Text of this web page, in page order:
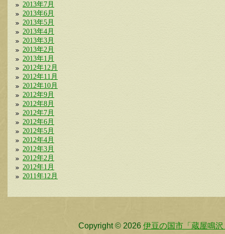
2013年7月
2013年6月
2013年5月
2013年4月
2013年3月
2013年2月
2013年1月
2012年12月
2012年11月
2012年10月
2012年9月
2012年8月
2012年7月
2012年6月
2012年5月
2012年4月
2012年3月
2012年2月
2012年1月
2011年12月
Copyright © 2026 伊豆の国市「蔵屋鳴